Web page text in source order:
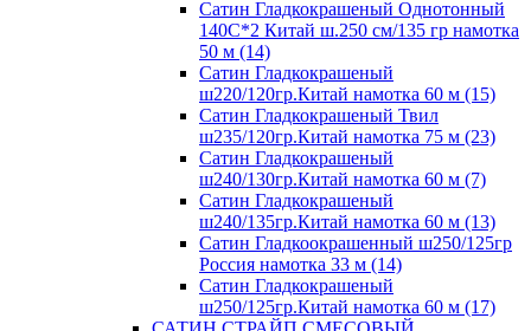
Сатин Гладкокрашеный Однотонный
140С*2 Китай ш.250 см/135 гр намотка
50 м (14)
Сатин Гладкокрашеный
ш220/120гр.Китай намотка 60 м (15)
Сатин Гладкокрашеный Твил
ш235/120гр.Китай намотка 75 м (23)
Сатин Гладкокрашеный
ш240/130гр.Китай намотка 60 м (7)
Сатин Гладкокрашеный
ш240/135гр.Китай намотка 60 м (13)
Сатин Гладкоокрашенный ш250/125гр
Россия намотка 33 м (14)
Сатин Гладкокрашеный
ш250/125гр.Китай намотка 60 м (17)